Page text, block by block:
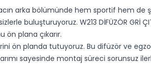
arka bölümünde hem sportif hem
buluşturuyoruz. W213 DİFÜZÖR GRİ
plana çıkarır.
ön planda tutuyoruz. Bu difüzör ve
sayesinde montaj süreci sorunsuz